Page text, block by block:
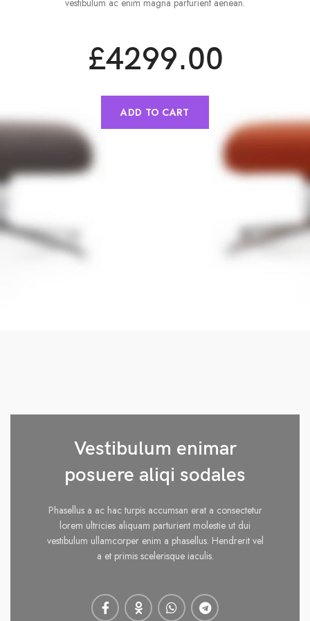
£4299.00
ADD TO CART
Vestibulum enimar
posuere aliqi sodales
Phasellus a ac hac turpis accumsan erat a consectetur
lorem ultricies aliquam parturient molestie ut dui
vestibulum ullamcorper enim a phasellus. Hendrerit vel
a et primis scelerisque iaculis.